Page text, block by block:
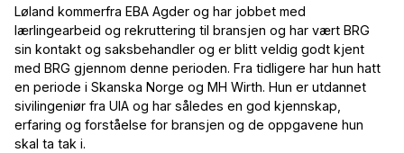
Løland kommerfra EBA Agder og har jobbet med
lærlingearbeid og rekruttering til bransjen og har vært BRG
sin kontakt og saksbehandler og er blitt veldig godt kjent
med BRG gjennom denne perioden. Fra tidligere har hun hatt
en periode i Skanska Norge og MH Wirth. Hun er utdannet
sivilingeniør fra UIA og har således en god kjennskap,
erfaring og forståelse for bransjen og de oppgavene hun
skal ta tak i.